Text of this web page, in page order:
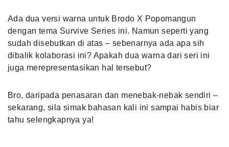
Ada dua versi warna untuk Brodo X Popomangun
dengan tema Survive Series ini. Namun seperti yang
sudah disebutkan di atas – sebenarnya ada apa sih
dibalik kolaborasi ini? Apakah dua warna dari seri ini
juga merepresentasikan hal tersebut?
Bro, daripada penasaran dan menebak-nebak sendiri –
sekarang, sila simak bahasan kali ini sampai habis biar
tahu selengkapnya ya!